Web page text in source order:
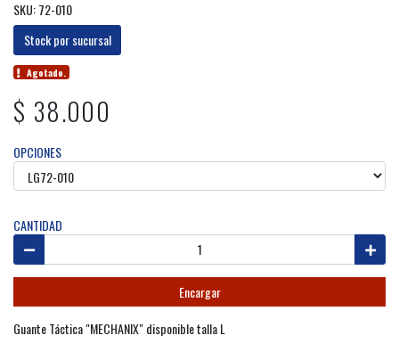
SKU: 72-010
Stock por sucursal
Agotado.
$ 38.000
OPCIONES
CANTIDAD
Encargar
Guante Táctica "MECHANIX" disponible talla L